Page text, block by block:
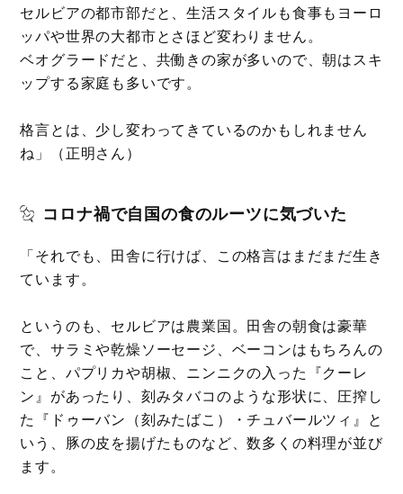
セルビアの都市部だと、生活スタイルも食事もヨーロ
ッパや世界の大都市とさほど変わりません。
ベオグラードだと、共働きの家が多いので、朝はスキ
ップする家庭も多いです。
格言とは、少し変わってきているのかもしれません
ね」（正明さん）
コロナ禍で自国の食のルーツに気づいた
「それでも、田舎に行けば、この格言はまだまだ生き
ています。
というのも、セルビアは農業国。田舎の朝食は豪華
で、サラミや乾燥ソーセージ、ベーコンはもちろんの
こと、パプリカや胡椒、ニンニクの入った『クーレ
ン』があったり、刻みタバコのような形状に、圧搾し
た『ドゥーバン（刻みたばこ）・チュバールツィ』と
いう、豚の皮を揚げたものなど、数多くの料理が並び
ます。